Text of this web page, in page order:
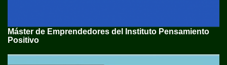
Máster de Emprendedores del Instituto Pensamiento
Positivo